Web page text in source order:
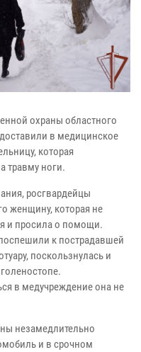
охраны областного
в медицинское
которая
травму ноги.
росгвардейцы
женщину, которая не
и просила о помощи.
к пострадавшей
поскользнулась и
в медучреждение она не
незамедлительно
и в срочном